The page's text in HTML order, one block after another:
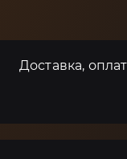
Доставка,